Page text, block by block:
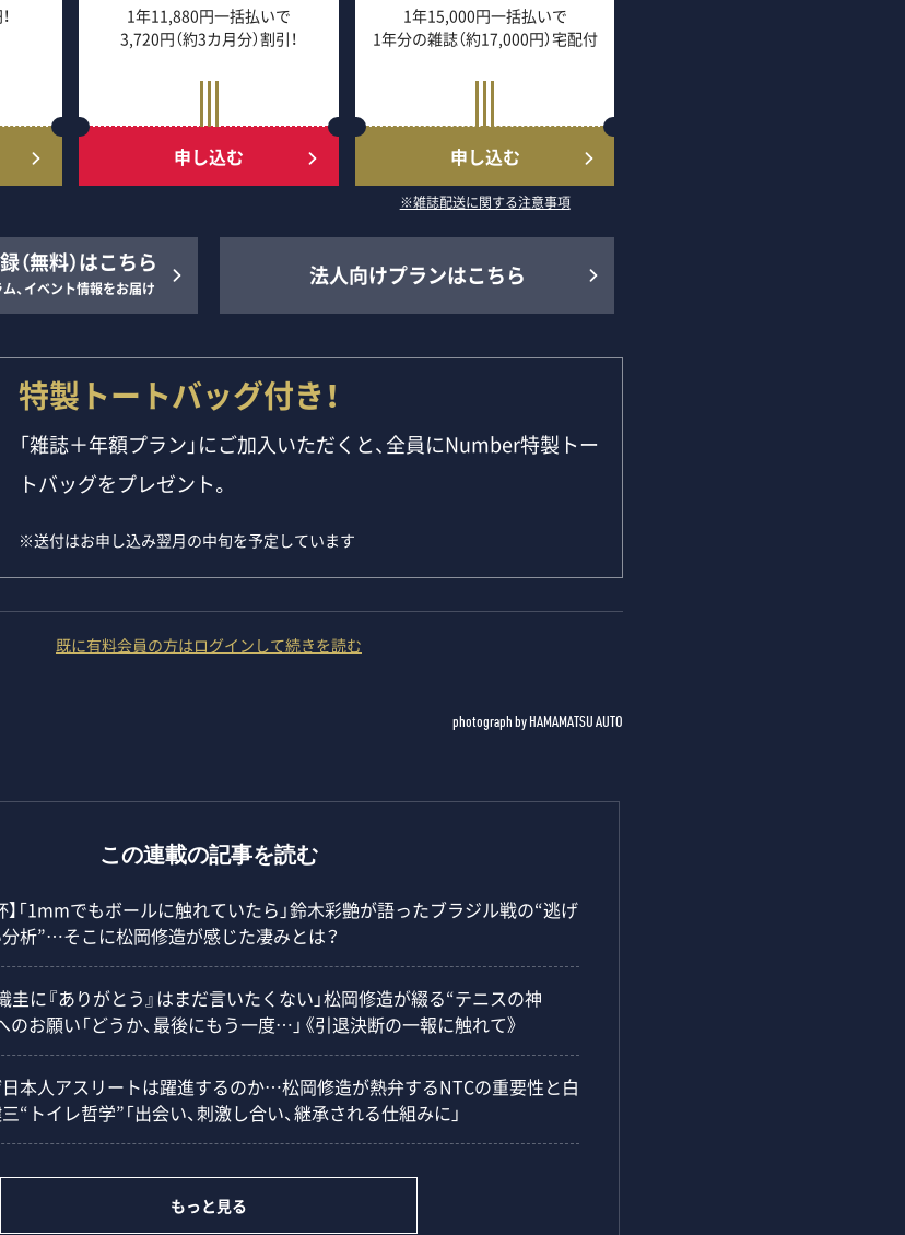
1年11,880円一括払いで
3,720円（約3カ月分）割引！
申し込む
1年15,000円一括払いで
1年分の雑誌（約17,000円）宅配付
申し込む
※雑誌配送に関する注意事項
（無料）はこちら
、イベント情報をお届け 法人向けプランはこちら
特製トートバッグ付き！
「雑誌＋年額プラン」にご加入いただくと、全員にNumber特製トー
トバッグをプレゼント。
※送付はお申し込み翌月の中旬を予定しています
既に有料会員の方はログインして続きを読む
photograph by HAMAMATSU AUTO
この連載の記事を読む
】「1mmでもボールに触れていたら」鈴木彩艶が語ったブラジル戦の“逃げ
析”…そこに松岡修造が感じた凄みとは？
圭に『ありがとう』はまだ言いたくない」松岡修造が綴る“テニスの神
のお願い「どうか、最後にもう一度…」《引退決断の一報に触れて》
本人アスリートは躍進するのか…松岡修造が熱弁するNTCの重要性と白
“トイレ哲学”「出会い、刺激し合い、継承される仕組みに」
もっと見る